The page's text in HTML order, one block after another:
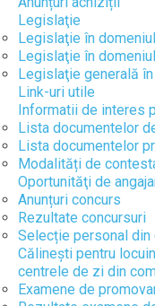
Legislaţie
Legislaţie în
Legislaţie în
Legislaţie generală
Link-uri utile
Informatii de interes
Lista documentelor
Lista documentelor
Modalități de
Oportunităţi de
Anunțuri concurs
Rezultate concursuri
Selecție personal din
Călinești pentru
centrele de zi din
Examene de